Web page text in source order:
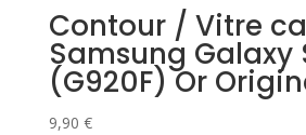
Contour / Vitre
Samsung Galaxy
(G920F) Or
9,90 €